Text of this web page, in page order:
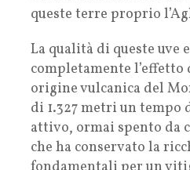
queste terre proprio
La qualità di queste uve
completamente
origine vulcanica del
di 1.327 metri un tempo
attivo, ormai spento da
che ha conservato la